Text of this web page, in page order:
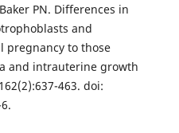
PN. Differences in
and
pregnancy to those
and intrauterine growth
463. doi: